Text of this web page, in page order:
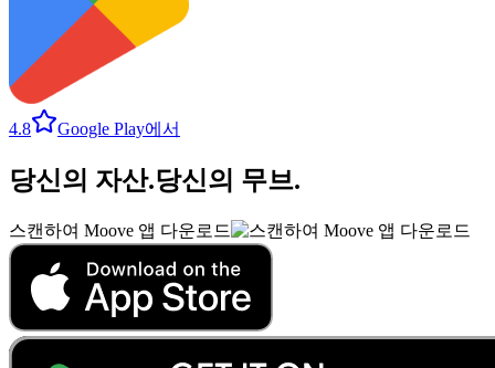
4.8 Google Play에서
당신의 자산.당신의 무브.
스캔하여 Moove 앱 다운로드